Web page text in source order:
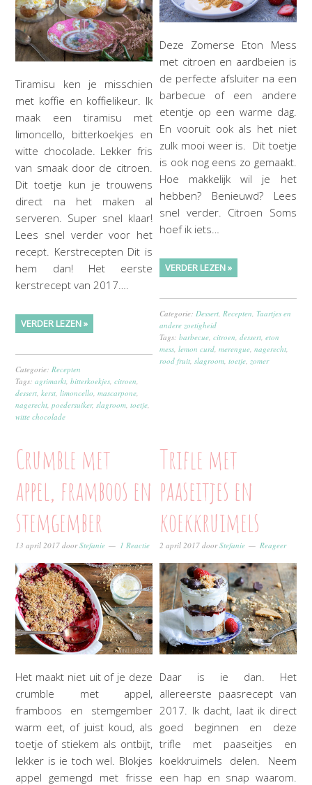
Tiramisu ken je misschien
met koffie en koffielikeur. Ik
maak een tiramisu met
limoncello, bitterkoekjes en
witte chocolade. Lekker fris
van smaak door de citroen.
Dit toetje kun je trouwens
direct na het maken al
serveren. Super snel klaar!
Lees snel verder voor het
recept. Kerstrecepten Dit is
hem dan! Het eerste
kerstrecept van 2017….
VERDER LEZEN »
Categorie: Recepten
Tags:agrimarkt ,bitterkoekjes ,citroen
dessert ,kerst ,limoncello ,mascarpone
nagerecht ,poedersuiker,slagroom ,toetje
witte chocolade
Deze Zomerse Eton Mess
met citroen en aardbeien is
de perfecte afsluiter na een
barbecue of een andere
etentje op een warme dag.
En vooruit ook als het niet
zulk mooi weer is. Dit toetje
is ook nog eens zo gemaakt.
Hoe makkelijk wil je het
hebben? Benieuwd? Lees
snel verder. Citroen Soms
hoef ik iets…
VERDER LEZEN »
Categorie: Dessert Recepten ,Taartjes en
andere zoetigheid
Tags:barbecue ,citroen ,dessert ,eton
mess ,lemon curd ,merengue ,nagerecht
rood fruit ,slagroom ,toetje zomer
Crumble met
appel, framboos en
stemgember
13 april 2017 doorStefanie 1 Reactie
Het maakt niet uit of je deze
crumble met appel,
framboos en stemgember
warm eet, of juist koud, als
toetje of stiekem als ontbijt,
lekker is ie toch wel. Blokjes
appel gemengd met frisse
Trifle met
paaseitjes en
koekkruimels
2 april 2017 doorStefanie Reageer
Daar is ie dan. Het
allereerste paasrecept van
2017. Ik dacht, laat ik direct
goed beginnen en deze
trifle met paaseitjes en
koekkruimels delen. Neem
een hap en snap waarom.